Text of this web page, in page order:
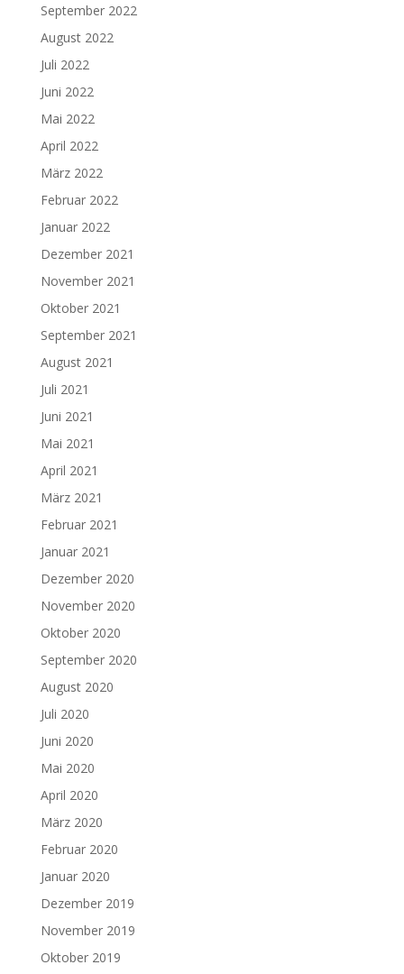
September 2022
August 2022
Juli 2022
Juni 2022
Mai 2022
April 2022
März 2022
Februar 2022
Januar 2022
Dezember 2021
November 2021
Oktober 2021
September 2021
August 2021
Juli 2021
Juni 2021
Mai 2021
April 2021
März 2021
Februar 2021
Januar 2021
Dezember 2020
November 2020
Oktober 2020
September 2020
August 2020
Juli 2020
Juni 2020
Mai 2020
April 2020
März 2020
Februar 2020
Januar 2020
Dezember 2019
November 2019
Oktober 2019